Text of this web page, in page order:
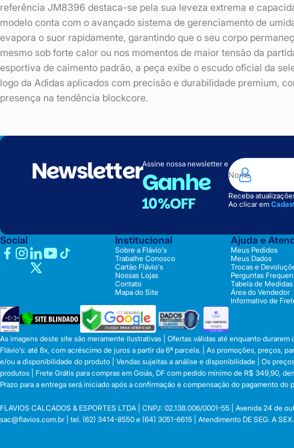
referência JM8396 destaca-se pela sua leveza extrema e
modelo conta com o avançado sistema de gerenciamento de
evapora o suor rapidamente, garantindo que o seu corpo
mesmo sob forte calor ou nos momentos de maior tensão da
esportiva de caimento padrão, a peça exibe o escudo oficial da
logo da Adidas aplicados com precisão e durabilidade premium,
presença na tendência blockcore.
NewsletterAssine nossa newsletter e
Ganhe
10%OFF
Receba
Ao clicar em
Social Institucional
Sobre a Flávio's
Trabalhe Conosco
Cartão Flávio's
Nossas Lojas
Contato
Mapa do Site
Ajuda e
Meus Pedidos
Meus Dados
Trocas e
Perguntas
Tabela de Medidas
Área do Vendedor
Informativo de
As imagens deste site são meramente ilustrativas | Ofertas válidas até enquanto
Flávio’s: até 8x, com acréscimo de juros a partir da 6ª parcela. | As promoções, preços,
e/ou a disponibilidade do produto | Vendas sujeitas a análise e disponibilidade | Os
produtos | Frete Grátis para compras em Goiás, DF com pedido mínimo de R$ 349,90,
Prazo para a entrega será iniciado após a confirmação e compensação do pagamento
FLAVIOS CALCADOS & ESPORTES LTDA | CNPJ: 02.138.006/0001-55 | Avenida 24 de
sac@flavios.com.br | tel. (62) 3414-8550 e (64) 3051-6615 | Atendimento DE SEG. A